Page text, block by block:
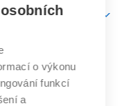
učení
technické
o výkonu
funkcí
a